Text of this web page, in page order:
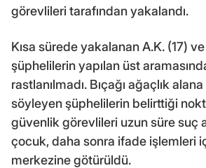
görevlileri tarafından yakalandı.
Kısa sürede yakalanan A.K. (17) ve
şüphelilerin yapılan üst
rastlanılmadı. Bıçağı ağaçlık alana
söyleyen şüphelilerin belirttiği
güvenlik görevlileri uzun süre suç
çocuk, daha sonra ifade işlemleri
merkezine götürüldü.